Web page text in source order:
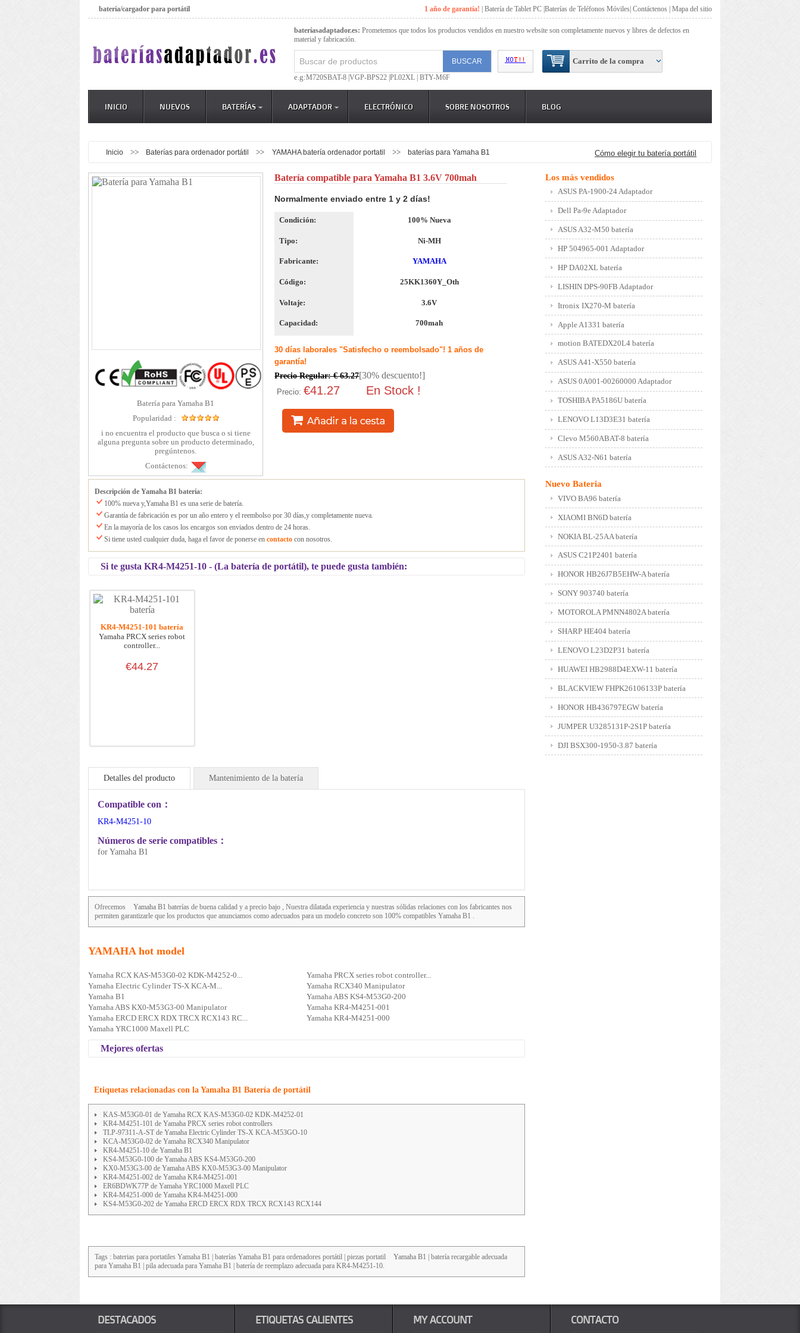
batería/cargador para portátil 1 año de garantía! |Batería de Tablet PC |Baterías de Teléfonos Móviles |Contáctenos |Mapa del sitio
bateríasadaptador.es: Prometemos que todos los productos vendidos en nuestro website son completamente nuevos y libres de defectos en
material y fabricación.
Carrito de la compra
e.g:M720SBAT-8 | VGP-BPS22 | PL02XL | BTY-M6F
INICIO NUEVOS BATERÍAS ADAPTADOR ELECTRÓNICO SOBRE NOSOTROS BLOG
Inicio >> Baterías para ordenador portátil >> YAMAHA batería ordenador portatil >> baterías para Yamaha B1 Cómo elegir tu batería portátil
Batería para Yamaha B1
Popularidad :
i no encuentra el producto que busca o si tiene
alguna pregunta sobre un producto determinado,
pregúntenos.
Contáctenos:
Batería compatible para Yamaha B1 3.6V 700mah
Normalmente enviado entre 1 y 2 días!
Condición: 100% Nueva
Tipo: Ni-MH
Fabricante: YAMAHA
Código: 25KK1360Y_Oth
Voltaje: 3.6V
Capacidad: 700mah
30 días laborales "Satisfecho o reembolsado"! 1 años de
garantía!
Precio Regular: € 63.27[30% descuento!]
Precio:€41.27 En Stock !
Descripción de Yamaha B1 batería:
100% nueva y,Yamaha B1 es una serie de batería.
Garantía de fabricación es por un año entero y el reembolso por 30 días,y completamente nueva.
En la mayoría de los casos los encargos son enviados dentro de 24 horas.
Si tiene usted cualquier duda, haga el favor de ponerse en contactocon nosotros.
Si te gusta KR4-M4251-10 - (La batería de portátil), te puede gusta también:
KR4-M4251-101 batería
Yamaha PRCX series robot
controller...
€44.27
Detalles del producto Mantenimiento de la batería
Compatible con：
KR4-M4251-10
Números de serie compatibles：
for Yamaha B1
Ofrecemos Yamaha B1 baterías de buena calidad y a precio bajo , Nuestra dilatada experiencia y nuestras sólidas relaciones con los fabricantes nos
permiten garantizarle que los productos que anunciamos como adecuados para un modelo concreto son 100% compatibles Yamaha B1 .
YAMAHA hot model
Yamaha RCX KAS-M53G0-02 KDK-M4252-0...
Yamaha PRCX series robot controller...
Yamaha Electric Cylinder TS-X KCA-M...
Yamaha RCX340 Manipulator
Yamaha B1
Yamaha ABS KS4-M53G0-200
Yamaha ABS KX0-M53G3-00 Manipulator
Yamaha KR4-M4251-001
Yamaha ERCD ERCX RDX TRCX RCX143 RC...
Yamaha KR4-M4251-000
Yamaha YRC1000 Maxell PLC
Mejores ofertas
Etiquetas relacionadas con la Yamaha B1 Batería de portátil
KAS-M53G0-01 de Yamaha RCX KAS-M53G0-02 KDK-M4252-01
KR4-M4251-101 de Yamaha PRCX series robot controllers
TLP-97311-A-ST de Yamaha Electric Cylinder TS-X KCA-M53GO-10
KCA-M53G0-02 de Yamaha RCX340 Manipulator
KR4-M4251-10 de Yamaha B1
KS4-M53G0-100 de Yamaha ABS KS4-M53G0-200
KX0-M53G3-00 de Yamaha ABS KX0-M53G3-00 Manipulator
KR4-M4251-002 de Yamaha KR4-M4251-001
ER6BDWK77P de Yamaha YRC1000 Maxell PLC
KR4-M4251-000 de Yamaha KR4-M4251-000
KS4-M53G0-202 de Yamaha ERCD ERCX RDX TRCX RCX143 RCX144
Tags : baterias para portatiles Yamaha B1 | baterías Yamaha B1 para ordenadores portátil | piezas portatil Yamaha B1 | batería recargable adecuada
para Yamaha B1 | pila adecuada para Yamaha B1 | batería de reemplazo adecuada para KR4-M4251-10.
Los más vendidos
ASUS PA-1900-24 Adaptador
Dell Pa-9e Adaptador
ASUS A32-M50 batería
HP 504965-001 Adaptador
HP DA02XL batería
LISHIN DPS-90FB Adaptador
Itronix IX270-M batería
Apple A1331 batería
motion BATEDX20L4 batería
ASUS A41-X550 batería
ASUS 0A001-00260000 Adaptador
TOSHIBA PA5186U batería
LENOVO L13D3E31 batería
Clevo M560ABAT-8 batería
ASUS A32-N61 batería
Nuevo Bateria
VIVO BA96 batería
XIAOMI BN6D batería
NOKIA BL-25AA batería
ASUS C21P2401 batería
HONOR HB26J7B5EHW-A batería
SONY 903740 batería
MOTOROLA PMNN4802A batería
SHARP HE404 batería
LENOVO L23D2P31 batería
HUAWEI HB2988D4EXW-11 batería
BLACKVIEW FHPK26106133P batería
HONOR HB436797EGW batería
JUMPER U3285131P-2S1P batería
DJI BSX300-1950-3.87 batería
DESTACADOS ETIQUETAS CALIENTES MY ACCOUNT CONTACTO